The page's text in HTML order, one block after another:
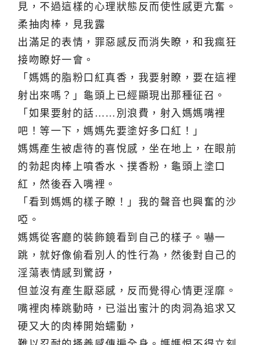
見，不過這樣的心理狀態反而使性感更亢奮。
柔抽肉棒，見我露
出滿足的表情，罪惡感反而消失瞭，和我瘋狂
接吻瞭好一會。
「媽媽的脂粉口紅真香，我要射瞭，要在這裡
射出來嗎？」龜頭上已經顯現出那種征召。
「如果要射的話……別浪費，射入媽媽嘴裡
吧！等一下，媽媽先要塗好多口紅！」
媽媽產生被虐待的喜悅感，坐在地上，在眼前
的勃起肉棒上噴香水、撲香粉，龜頭上塗口
紅，然後吞入嘴裡。
「看到媽媽的樣子瞭！」我的聲音也興奮的沙
啞。
媽媽從客廳的裝飾鏡看到自己的樣子。嚇一
跳，就好像偷看別人的性行為，然後對自己的
淫蕩表情感到驚訝，
但並沒有產生厭惡感，反而覺得心情更淫靡。
嘴裡肉棒跳動時，已溢出蜜汁的肉洞為追求又
硬又大的肉棒開始蠕動，